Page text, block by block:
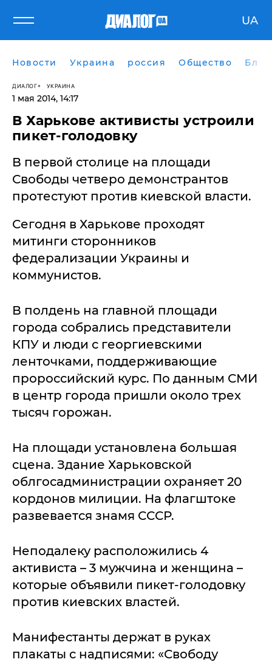
UA
Новости Украина россия Общество
ДИАЛОГ УКРАИНА
1 мая 2014, 14:17
​В Харькове активисты устроили
пикет-голодовку
В первой столице на площади
Свободы четверо демонстрантов
протестуют против киевской власти.
Сегодня в Харькове проходят
митинги сторонников
федерализации Украины и
коммунистов.
В полдень на главной площади
города собрались представители
КПУ и люди с георгиевскими
ленточками, поддерживающие
пророссийский курс. По данным СМИ
в центр города пришли около трех
тысяч горожан.
На площади установлена большая
сцена. Здание Харьковской
облгосадминистрации охраняет 20
кордонов милиции. На флагштоке
развевается знамя СССР.
Неподалеку расположились 4
активиста – 3 мужчина и женщина –
которые объявили пикет-голодовку
против киевских властей.
Манифестанты держат в руках
плакаты с надписями: «Свободу